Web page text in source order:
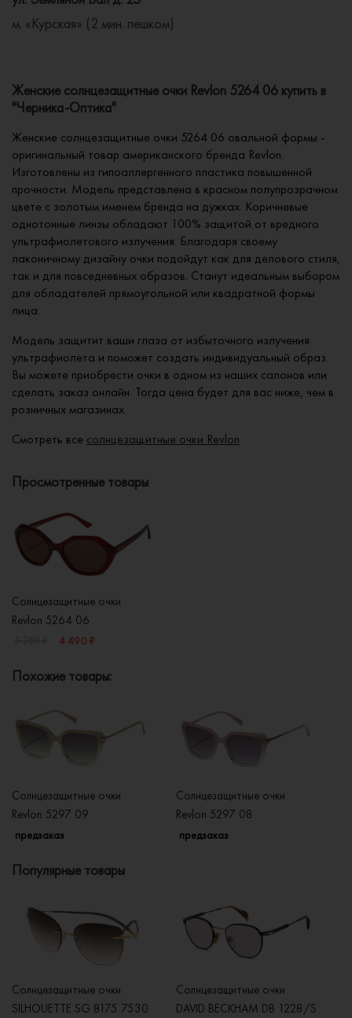
м. «Курская» (2 мин. пешком)
Женские солнцезащитные очки Revlon 5264 06 купить в
"Черника-Оптика"
Женские солнцезащитные очки 5264 06 овальной формы -
оригинальный товар американского бренда Revlon.
Изготовлены из гипоаллергенного пластика повышенной
прочности. Модель представлена в красном полупрозрачном
цвете с золотым именем бренда на дужках. Коричневые
однотонные линзы обладают 100% защитой от вредного
ультрафиолетового излучения. Благодаря своему
лаконичному дизайну очки подойдут как для делового стиля,
так и для повседневных образов. Станут идеальным выбором
для обладателей прямоугольной или квадратной формы
лица.
Модель защитит ваши глаза от избыточного излучения
ультрафиолета и поможет создать индивидуальный образ.
Вы можете приобрести очки в одном из наших салонов или
сделать заказ онлайн. Тогда цена будет для вас ниже, чем в
розничных магазинах.
Смотреть все солнцезащитные очки Revlon
Просмотренные товары
Солнцезащитные очки
Revlon 5264 06
4 490 ₽
Похожие товары:
Солнцезащитные очки
Revlon 5297 09
предзаказ
Солнцезащитные очки
Revlon 5297 08
предзаказ
Популярные товары
Солнцезащитные очки
SILHOUETTE SG 8175 7530
Солнцезащитные очки
DAVID BECKHAM DB 1228/S